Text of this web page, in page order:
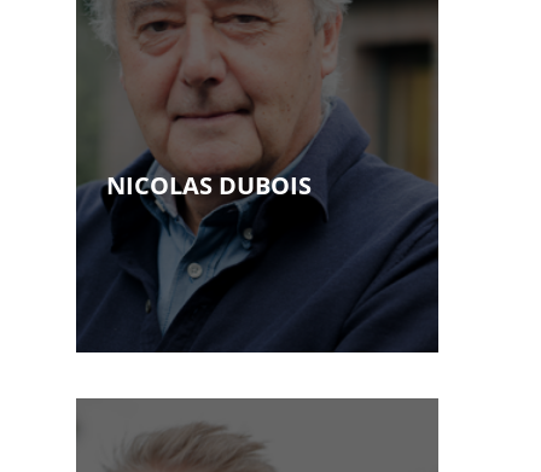
NICOLAS DUBOIS
• Inscription au Barreau du